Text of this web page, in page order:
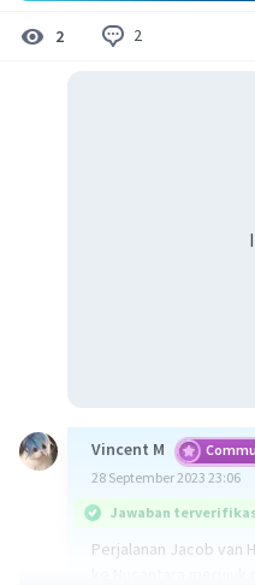
2 2
Vincent M
28 September 2023 23:06
Jawaban
Perjalanan Jacob van